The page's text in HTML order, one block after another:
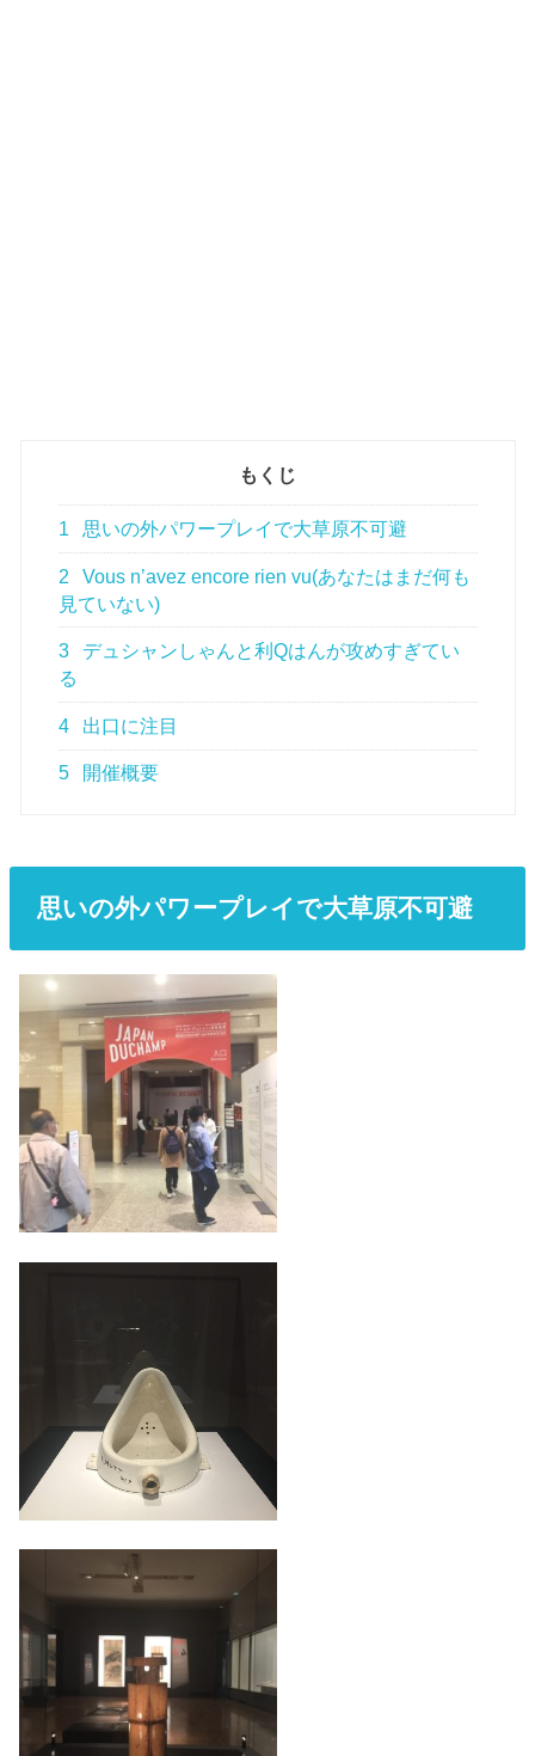
もくじ
1 思いの外パワープレイで大草原不可避
2
Vous n’avez encore rien vu(あなたはまだ何も
見ていない)
3
デュシャンしゃんと利Qはんが攻めすぎてい
る
4 出口に注目
5 開催概要
思いの外パワープレイで大草原不可避